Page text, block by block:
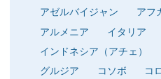
アゼルバイジャン
アフ
アルメニア
イタリア
インドネシア（アチェ）
グルジア
コソボ コ